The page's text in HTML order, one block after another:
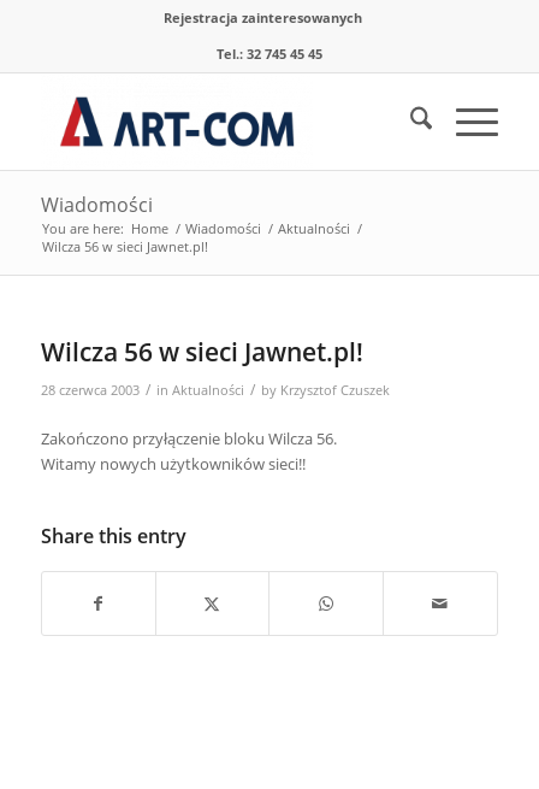
Rejestracja zainteresowanych
Tel.: 32 745 45 45
Wiadomości
You are here: Home / Wiadomości / Aktualności /
Wilcza 56 w sieci Jawnet.pl!
Wilcza 56 w sieci Jawnet.pl!
28 czerwca 2003 / in Aktualności / by Krzysztof Czuszek
Zakończono przyłączenie bloku Wilcza 56.
Witamy nowych użytkowników sieci!!
Share this entry